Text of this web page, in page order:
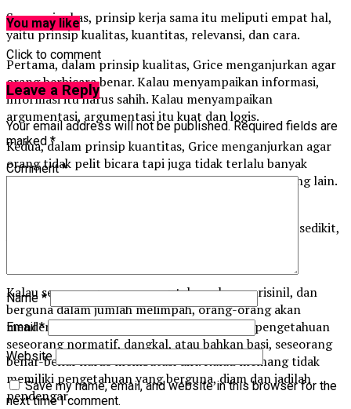
Secara ringkas, prinsip kerja sama itu meliputi empat hal,
yaitu prinsip kualitas, kuantitas, relevansi, dan cara.
Pertama, dalam prinsip kualitas, Grice menganjurkan agar
orang berbicara benar. Kalau menyampaikan informasi,
informasi itu harus sahih. Kalau menyampaikan
argumentasi, argumentasi itu kuat dan logis.
Kedua, dalam prinsip kuantitas, Grice menganjurkan agar
orang tidak pelit bicara tapi juga tidak terlalu banyak
bicara. Apa alat ukurnya? Kebermanfataan bagi orang lain.
memerlukannya. Jika orang lain hanya memerlukan sedikit,
Kalau seseorang punya pengetahuan baru, orisinil, dan
berguna dalam jumlah melimpah, orang-orang akan
mendengarnya dengan antusias. Tapi kalau pengetahuan
seseorang normatif, dangkal, atau bahkan basi, seseorang
benar-benar harus membatasi diri. Kalau memang tidak
memiliki pengetahuan yang berguna, diam dan jadilah
pendengar.
You may like
Click to comment
Leave a Reply
Your email address will not be published. Required fields are
marked *
Comment*
Name *
Email*
Website
Save my name, email, and website in this browser for the
next time I comment.